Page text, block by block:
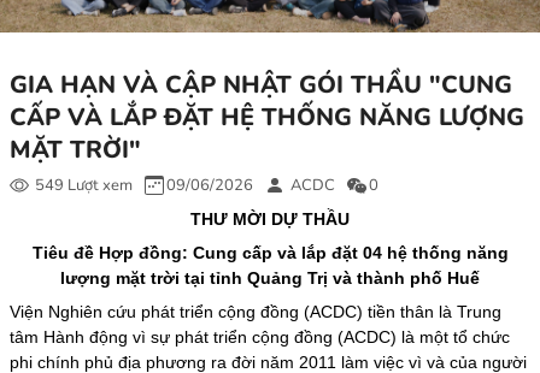
GIA HẠN VÀ CẬP NHẬT GÓI THẦU "CUNG
CẤP VÀ LẮP ĐẶT HỆ THỐNG NĂNG LƯỢNG
MẶT TRỜI"
549 Lượt xem 09/06/2026 ACDC 0
THƯ MỜI DỰ THẦU
Tiêu đề Hợp đồng: Cung cấp và lắp đặt 04 hệ thống năng
lượng mặt trời tại tỉnh Quảng Trị và thành phố Huế
Viện Nghiên cứu phát triển cộng đồng (ACDC) tiền thân là Trung
tâm Hành động vì sự phát triển cộng đồng (ACDC) là một tổ chức
phi chính phủ địa phương ra đời năm 2011 làm việc vì và của người